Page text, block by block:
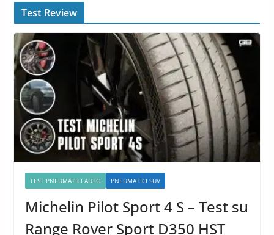
Test Review
TEST PNEUMATICI AUTO PNEUMATICI SUV
Michelin Pilot Sport 4 S – Test su
Range Rover Sport D350 HST